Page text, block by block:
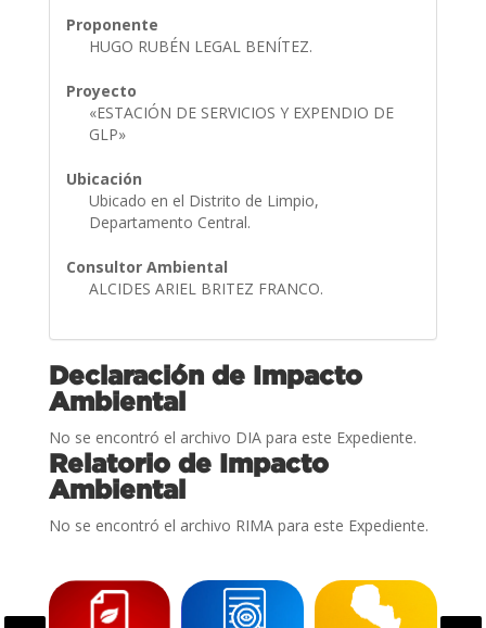
Proponente
HUGO RUBÉN LEGAL BENÍTEZ.
Proyecto
«ESTACIÓN DE SERVICIOS Y EXPENDIO DE
GLP»
Ubicación
Ubicado en el Distrito de Limpio,
Departamento Central.
Consultor Ambiental
ALCIDES ARIEL BRITEZ FRANCO.
Declaración de Impacto
Ambiental
No se encontró el archivo DIA para este Expediente.
Relatorio de Impacto
Ambiental
No se encontró el archivo RIMA para este Expediente.